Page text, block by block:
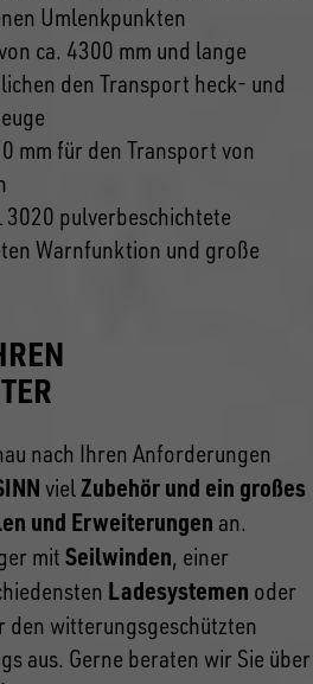
Umlenkpunkten
ca. 4300 mm und lange
den Transport heck- und
mm für den Transport von
3020 pulverbeschichtete
Warnfunktion und große
nach Ihren Anforderungen
vielZubehör und ein großes
und Erweiterungen an.
mitSeilwinden, einer
Ladesystemen oder
den witterungsgeschützten
aus. Gerne beraten wir Sie über